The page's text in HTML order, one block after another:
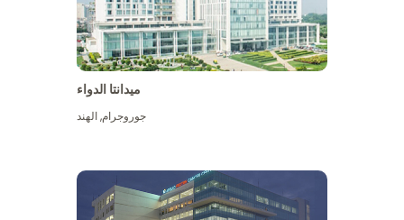
ميدانتا الدواء
جوروجرام,الهند